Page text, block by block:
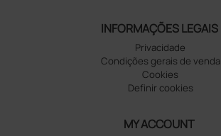
INFORMAÇÕES LEGAIS
Privacidade
Condições gerais de venda
Cookies
Definir cookies
MY ACCOUNT